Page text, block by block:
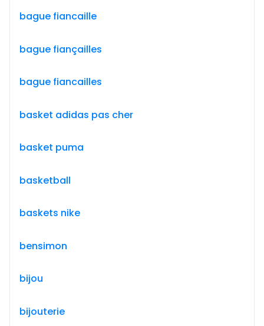
bague fiancaille
bague fiançailles
bague fiancailles
basket adidas pas cher
basket puma
basketball
baskets nike
bensimon
bijou
bijouterie